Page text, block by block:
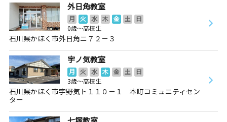
外日角教室
月 火 水 木 金 土
日
0歳～高校生
石川県かほく市外日角ニ７２－３
宇ノ気教室
月 火 水 木 金 土
日
3歳～高校生
石川県かほく市宇野気ト１１０－１ 本町コミュニティセン
ター